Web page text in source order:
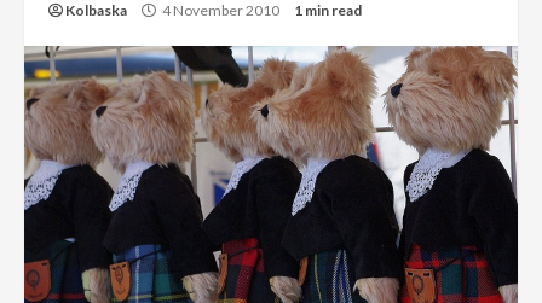
Kolbaska 4 November 2010 1 min read